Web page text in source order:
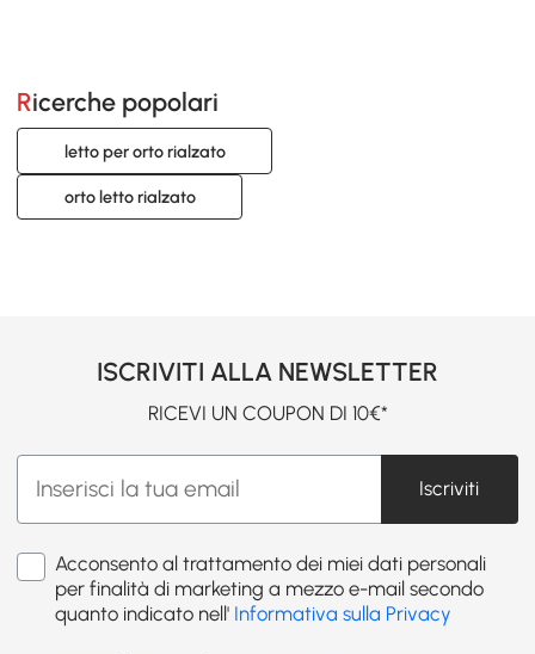
Ricerche popolari
letto per orto rialzato
orto letto rialzato
ISCRIVITI ALLA NEWSLETTER
RICEVI UN COUPON DI 10€*
Iscriviti
Acconsento al trattamento dei miei dati personali
per finalità di marketing a mezzo e-mail secondo
quanto indicato nell' Informativa sulla Privacy